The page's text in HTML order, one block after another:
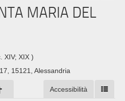
MARIA DEL
XIV; XIX )
15121, Alessandria
Accessibilità